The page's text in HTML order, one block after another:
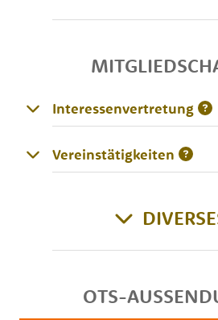
Interessenvertretung
Vereinstätigkeiten
OTS-